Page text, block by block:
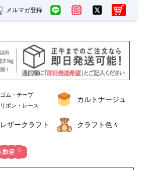
メルマガ登録
ゴム・テープ
リボン・レース
カルトナージュ
レザークラフト クラフト色々